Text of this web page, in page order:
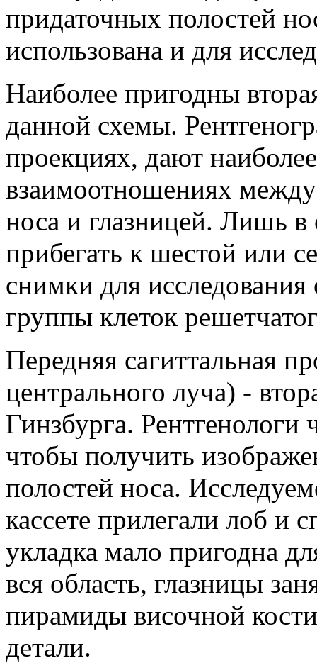
придаточных полостей
использована и для
Наиболее пригодны
данной схемы.
проекциях, дают
взаимоотношениях
носа и глазницей. Лишь в
прибегать к шестой или
снимки для
группы клеток
Передняя сагиттальная
центрального луча) -
Гинзбурга.
чтобы получить
полостей носа.
кассете прилегали лоб и
укладка мало пригодна
вся область, глазницы
пирамиды височной
детали.